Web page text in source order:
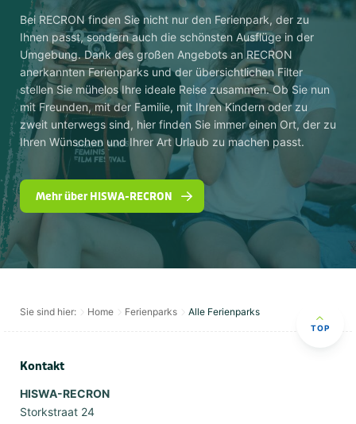
Bei RECRON finden Sie nicht nur den Ferienpark, der zu
Ihnen passt, sondern auch die schönsten Ausflüge in der
Umgebung. Dank des großen Angebots an RECRON
anerkannten Ferienparks und der übersichtlichen Filter
stellen Sie mühelos Ihre ideale Reise zusammen. Ob Sie nun
mit Freunden, mit der Familie, mit Ihren Kindern oder zu
zweit unterwegs sind, hier finden Sie immer einen Ort, der zu
Ihren Wünschen und Ihrer Art Urlaub zu machen passt.
Mehr über HISWA-RECRON
Sie sind hier: Home Ferienparks Alle Ferienparks
TOP
Kontakt
HISWA-RECRON
Storkstraat 24